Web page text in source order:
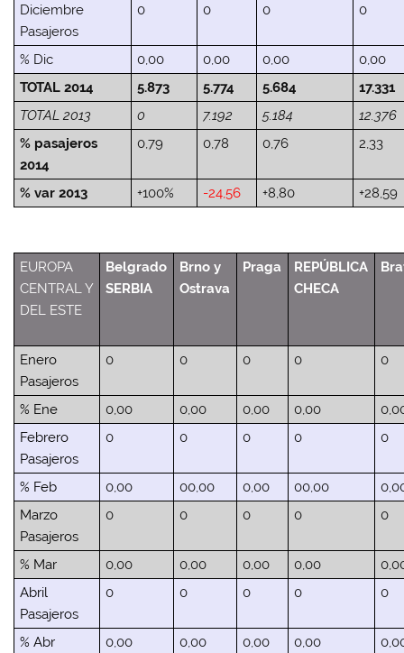
Diciembre
Pasajeros
0 0 0 0
% Dic 0,00 0,00 0,00
0,00
TOTAL 2014
5.873 5.774 5.684
17.331
TOTAL 2013
0 7.192 5.184
12.376
% pasajeros
2014
0,79 0,78 0,76 2,33
% var 2013 +100% -24,56 +8,80 +28,59
EUROPA
CENTRAL Y
DEL ESTE
Belgrado
SERBIA
Brno y
Ostrava
Praga
REPÚBLICA
CHECA
Enero
Pasajeros
0 0 0 0 0
% Ene 0,00 0,00 0,00 0,00
Febrero
Pasajeros
0 0 0 0 0
% Feb 0,00 00,00 0,00 00,00
Marzo
Pasajeros
0 0 0 0 0
% Mar 0,00 0,00 0,00 0,00
Abril
Pasajeros
0 0 0 0 0
% Abr 0,00 0,00 0,00 0,00